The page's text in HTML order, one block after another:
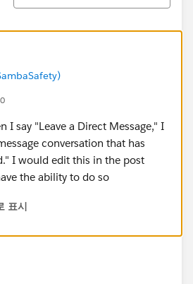
I say "Leave a Direct Message," I
conversation that has
I would edit this in the post
the ability to do so
표시